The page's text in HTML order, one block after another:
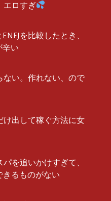
エロすぎ
を比較したとき、
辛い
ない。作れない、ので
け出して稼ぐ方法に女
を追いかけすぎて、
きるものがない